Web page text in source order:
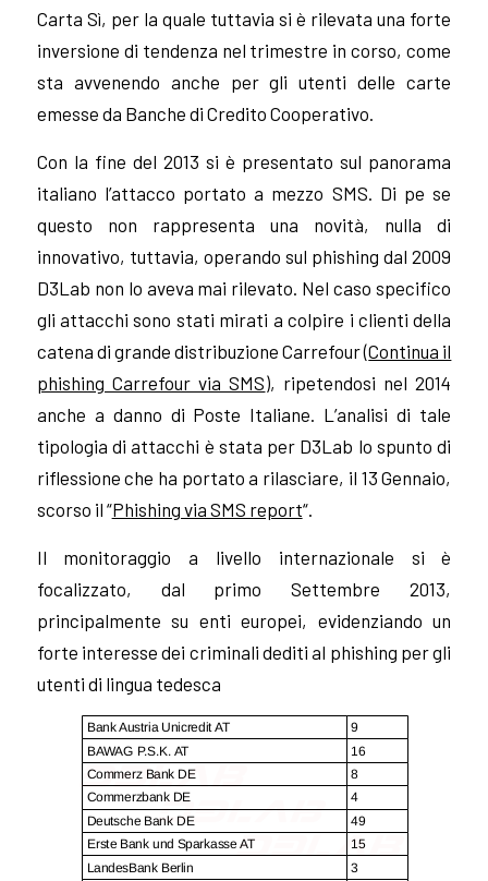
Carta Sì, per la quale tuttavia si è rilevata una forte
inversione di tendenza nel trimestre in corso, come
sta avvenendo anche per gli utenti delle carte
emesse da Banche di Credito Cooperativo.
Con la fine del 2013 si è presentato sul panorama
italiano l’attacco portato a mezzo SMS. Di pe se
questo non rappresenta una novità, nulla di
innovativo, tuttavia, operando sul phishing dal 2009
D3Lab non lo aveva mai rilevato. Nel caso specifico
gli attacchi sono stati mirati a colpire i clienti della
catena di grande distribuzione Carrefour (Continua il
phishing Carrefour via SMS), ripetendosi nel 2014
anche a danno di Poste Italiane. L’analisi di tale
tipologia di attacchi è stata per D3Lab lo spunto di
riflessione che ha portato a rilasciare, il 13 Gennaio,
scorso il “Phishing via SMS report“.
Il monitoraggio a livello internazionale si è
focalizzato, dal primo Settembre 2013,
principalmente su enti europei, evidenziando un
forte interesse dei criminali dediti al phishing per gli
utenti di lingua tedesca